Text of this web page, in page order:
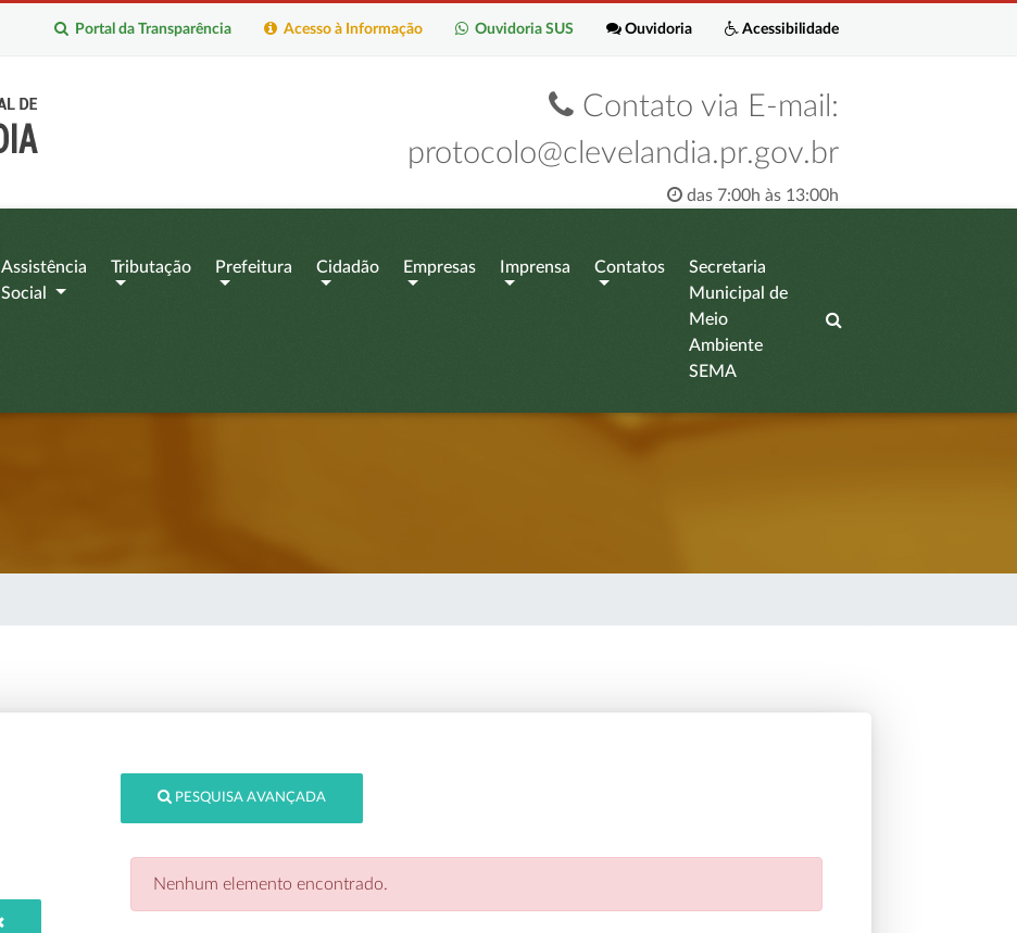
Acessibilidade
Ouvidoria
Ouvidoria SUS
Acesso à Informação
Portal da Transparência
Contato via E-mail:
protocolo@clevelandia.pr.gov.br
das 7:00h às 13:00h
Assistência
Social
Tributação Prefeitura Cidadão Empresas Imprensa Contatos
Secretaria
Municipal de
Meio
Ambiente
SEMA
PESQUISA AVANÇADA
Nenhum elemento encontrado.